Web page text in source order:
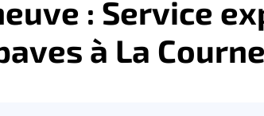
: Service
à La